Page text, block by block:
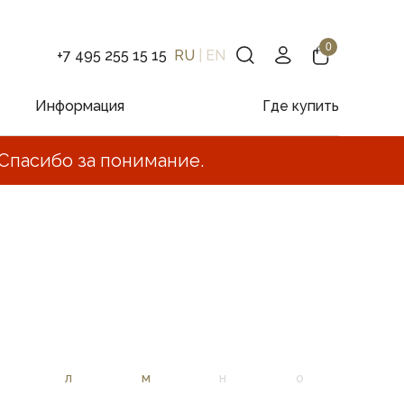
+7 495 255 15 15 RU EN
Информация Где купить
за понимание.
Л М Н О